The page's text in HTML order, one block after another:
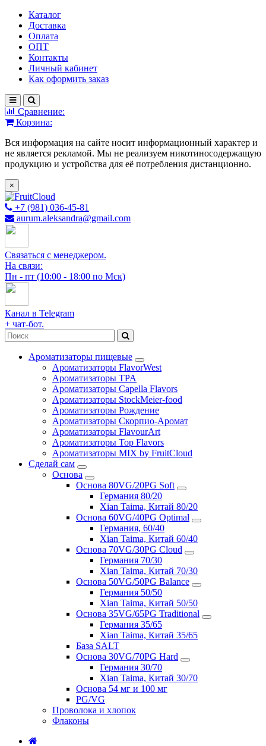
Каталог
Доставка
Оплата
ОПТ
Контакты
Личный кабинет
Как оформить заказ
Сравнение:
Корзина:
Вся информация на сайте носит информационный характер и
не является рекламой. Мы не реализуем никотиносодержащую
продукцию и устройства для её потребления дистанционно.
×
+7 (981) 036-45-81
aurum.aleksandra@gmail.com
Связаться с менеджером.
На связи:
Пн - пт (10:00 - 18:00 по Мск)
Канал в Telegram
+ чат-бот.
Ароматизаторы пищевые
Ароматизаторы FlavorWest
Ароматизаторы TPA
Ароматизаторы Capella Flavors
Ароматизаторы StockMeier-food
Ароматизаторы Рождение
Ароматизаторы Скорпио-Аромат
Ароматизаторы FlavourArt
Ароматизаторы Top Flavors
Ароматизаторы MIX by FruitCloud
Сделай сам
Основа
Основа 80VG/20PG Soft
Германия 80/20
Xian Taima, Китай 80/20
Основа 60VG/40PG Optimal
Германия, 60/40
Xian Taima, Китай 60/40
Основа 70VG/30PG Cloud
Германия 70/30
Xian Taima, Китай 70/30
Основа 50VG/50PG Balance
Германия 50/50
Xian Taima, Китай 50/50
Основа 35VG/65PG Traditional
Германия 35/65
Xian Taima, Китай 35/65
База SALT
Основа 30VG/70PG Hard
Германия 30/70
Xian Taima, Китай 30/70
Основа 54 мг и 100 мг
PG/VG
Проволока и хлопок
Флаконы